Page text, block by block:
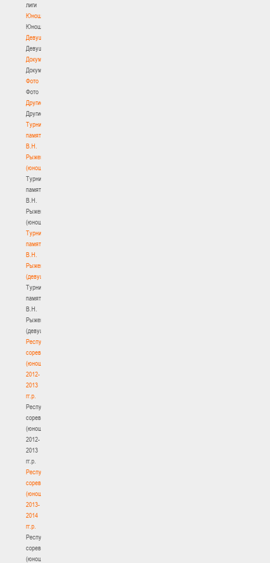
лиги
Юноши
Юноши
Девушки
Девушки
Документы
Документы
Фото
Фото
Другие
Другие
Турнир
памяти
В.Н.
Рыженкова
(юноши)
Турнир
памяти
В.Н.
Рыженкова
(юноши)
Турнир
памяти
В.Н.
Рыженкова
(девушки)
Турнир
памяти
В.Н.
Рыженкова
(девушки)
Республиканские
соревнования
(юноши)
2012-
2013
гг.р.
Республиканские
соревнования
(юноши)
2012-
2013
гг.р.
Республиканские
соревнования
(юноши)
2013-
2014
гг.р.
Республиканские
соревнования
(юноши)